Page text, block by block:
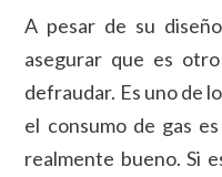
A pesar de su
asegurar que es
defraudar. Es uno de
el consumo de gas
realmente bueno. Si